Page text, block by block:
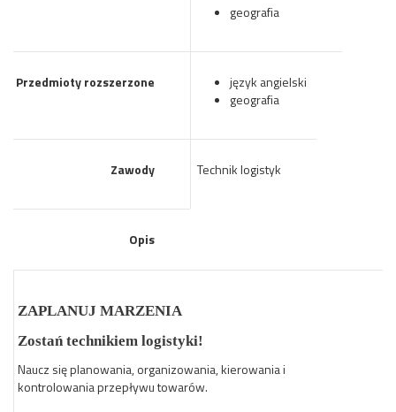
geografia
Przedmioty rozszerzone
język angielski
geografia
Zawody Technik logistyk
Opis
ZAPLANUJ MARZENIA
Zostań technikiem logistyki!
Naucz się planowania, organizowania, kierowania i
kontrolowania przepływu towarów.